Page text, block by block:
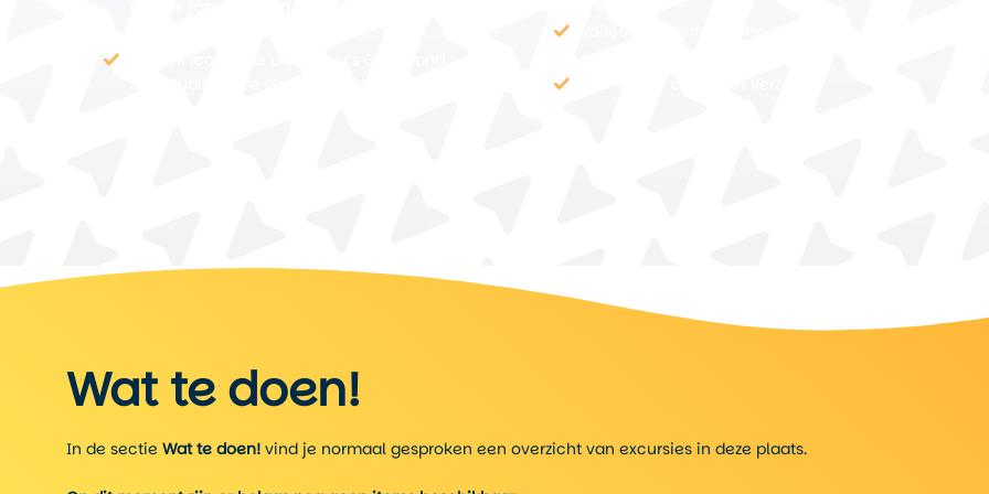
Wat te doen!
In de sectie Wat te doen! vind je normaal gesproken een overzicht van excursies in deze plaats.